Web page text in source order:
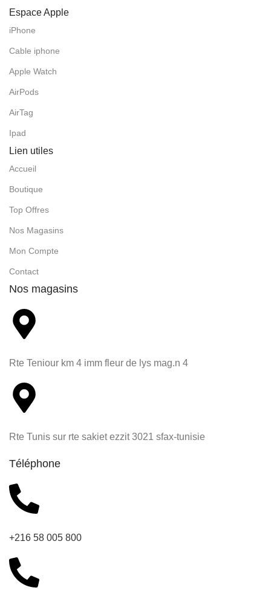
Espace Apple
iPhone
Cable iphone
Apple Watch
AirPods
AirTag
Ipad
Lien utiles
Accueil
Boutique
Top Offres
Nos Magasins
Mon Compte
Contact
Nos magasins
Rte Teniour km 4 imm fleur de lys mag.n 4
Rte Tunis sur rte sakiet ezzit 3021 sfax-tunisie
Téléphone
+216 58 005 800